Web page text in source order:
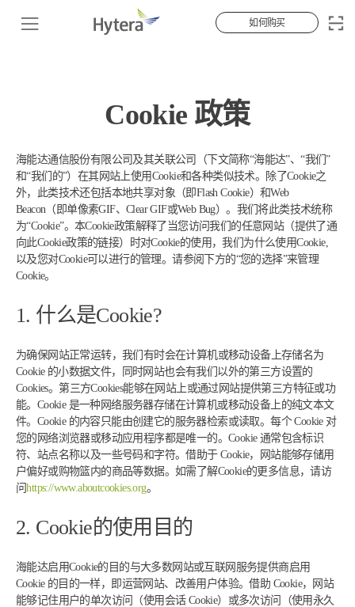
如何购买
Cookie 政策
海能达通信股份有限公司及其关联公司（下文简称“海能达”、“我们”
和“我们的”）在其网站上使用Cookie和各种类似技术。除了Cookie之
外，此类技术还包括本地共享对象（即Flash Cookie）和Web
Beacon（即单像素GIF、Clear GIF或Web Bug）。我们将此类技术统称
为“Cookie”。本Cookie政策解释了当您访问我们的任意网站（提供了通
向此Cookie政策的链接）时对Cookie的使用，我们为什么使用Cookie,
以及您对Cookie可以进行的管理。请参阅下方的“您的选择”来管理
Cookie。
1. 什么是Cookie?
为确保网站正常运转，我们有时会在计算机或移动设备上存储名为
Cookie 的小数据文件，同时网站也会有我们以外的第三方设置的
Cookies。第三方Cookies能够在网站上或通过网站提供第三方特征或功
能。Cookie 是一种网络服务器存储在计算机或移动设备上的纯文本文
件。Cookie 的内容只能由创建它的服务器检索或读取。每个 Cookie 对
您的网络浏览器或移动应用程序都是唯一的。Cookie 通常包含标识
符、站点名称以及一些号码和字符。借助于 Cookie，网站能够存储用
户偏好或购物篮内的商品等数据。如需了解Cookie的更多信息，请访
问https://www.aboutcookies.org。
2. Cookie的使用目的
海能达启用Cookie的目的与大多数网站或互联网服务提供商启用
Cookie 的目的一样，即运营网站、改善用户体验。借助 Cookie，网站
能够记住用户的单次访问（使用会话 Cookie）或多次访问（使用永久